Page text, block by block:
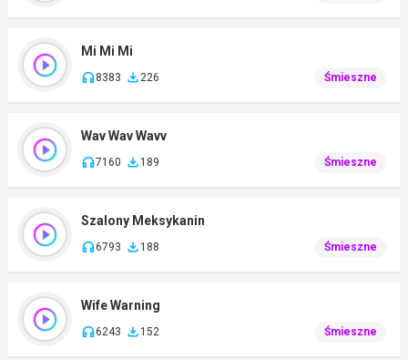
Mi Mi Mi
8383 226 Śmieszne
Wav Wav Wavv
7160 189 Śmieszne
Szalony Meksykanin
6793 188 Śmieszne
Wife Warning
6243 152 Śmieszne